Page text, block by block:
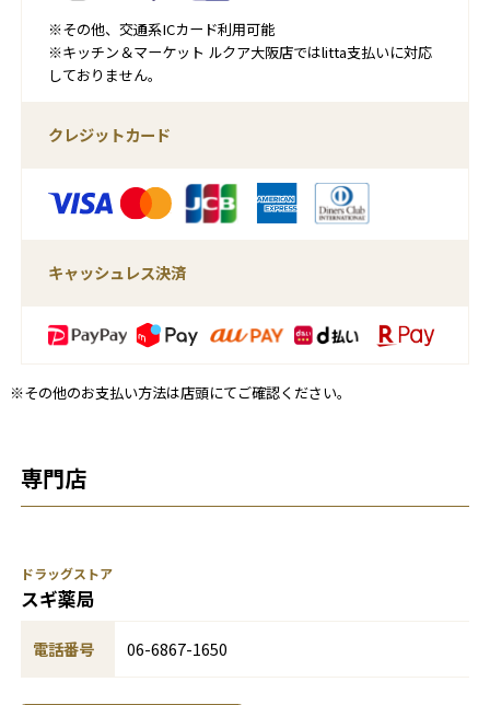
※その他、交通系ICカード利用可能
※キッチン＆マーケット ルクア大阪店ではlitta支払いに対応
しておりません。
クレジットカード
キャッシュレス決済
※その他のお支払い方法は店頭にてご確認ください。
専門店
ドラッグストア
スギ薬局
電話番号 06-6867-1650